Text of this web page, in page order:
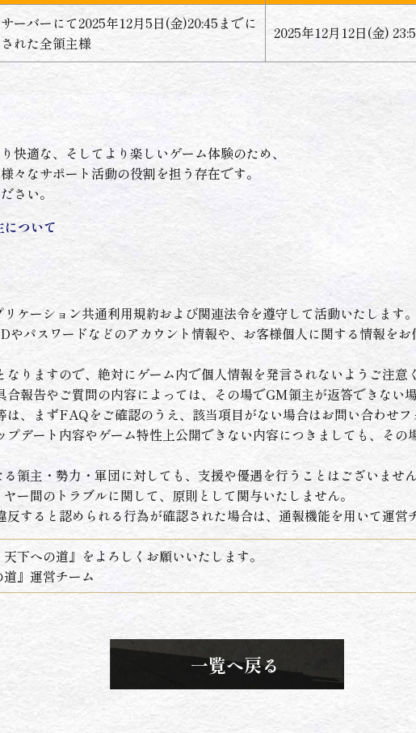
ーバーにて2025年12月5日(金)20:45までに
れた全領主様
2025年12月12日(金)
快適な、そしてより楽しいゲーム体験のため、
々なサポート活動の役割を担う存在です。
さい。
ついて
ケーション共通利用規約および関連法令を遵守して活動いたします。
やパスワードなどのアカウント情報や、お客様個人に関する情報を
なりますので、絶対にゲーム内で個人情報を発言されないようご注意
合報告やご質問の内容によっては、その場でGM領主が返答できない
は、まずFAQをご確認のうえ、該当項目がない場合はお問い合わせフ
プデート内容やゲーム特性上公開できない内容につきましても、その
領主・勢力・軍団に対しても、支援や優遇を行うことはございません
ー間のトラブルに関して、原則として関与いたしません。
反すると認められる行為が確認された場合は、通報機能を用いて運営
下への道』をよろしくお願いいたします。
道』運営チーム
一覧へ戻る